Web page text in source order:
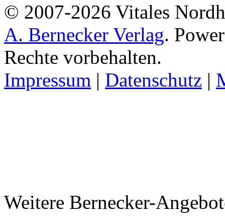
© 2007-2026 Vitales
A. Bernecker Verlag.
Rechte vorbehalten.
Impressum | Datenschutz |
Weitere Bernecker-